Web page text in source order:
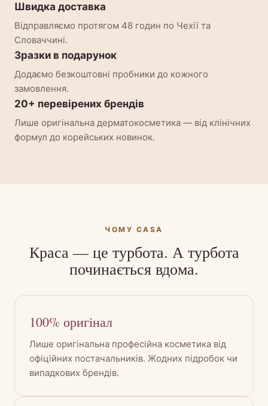
Швидка доставка
Відправляємо протягом 48 годин по Чехії та
Словаччині.
Зразки в подарунок
Додаємо безкоштовні пробники до кожного
замовлення.
20+ перевірених брендів
Лише оригінальна дерматокосметика — від клінічних
формул до корейських новинок.
ЧОМУ CASA
Краса — це турбота. А турбота
починається вдома.
100% оригінал
Лише оригінальна професійна косметика від
офіційних постачальників. Жодних підробок чи
випадкових брендів.